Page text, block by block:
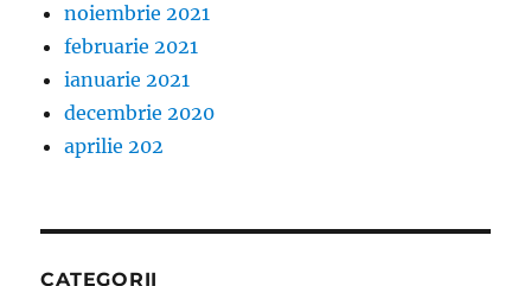
noiembrie 2021
februarie 2021
ianuarie 2021
decembrie 2020
aprilie 202
CATEGORII